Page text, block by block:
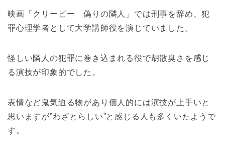
映画「クリーピー 偽りの隣人」では刑事を辞め、犯
罪心理学者として大学講師役を演じていました。
怪しい隣人の犯罪に巻き込まれる役で胡散臭さを感じ
る演技が印象的でした。
表情など鬼気迫る物があり個人的には演技が上手いと
思いますが”わざとらしい”と感じる人も多くいたようで
す。